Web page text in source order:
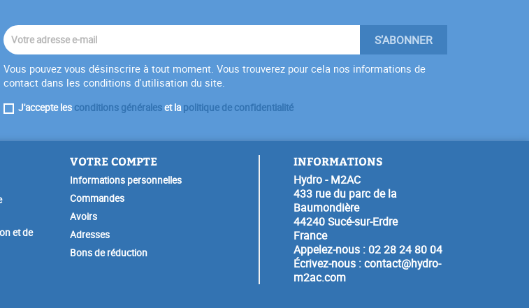
Vous pouvez vous désinscrire à tout moment. Vous trouverez pour cela nos informations de
contact dans les conditions d'utilisation du site.
J'accepte les conditions généraleset lapolitique de confidentialité
et de
VOTRE COMPTE
Informations personnelles
Commandes
Avoirs
Adresses
Bons de réduction
INFORMATIONS
Hydro - M2AC
433 rue du parc de la
Baumondière
44240 Sucé-sur-Erdre
France
Appelez-nous : 02 28 24 80 04
Écrivez-nous :contact@hydro-
m2ac.com